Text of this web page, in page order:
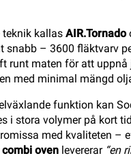
teknik kallas AIR.Tornado
snabb – 3600 fläktvarv
runt maten för att uppnå
med minimal mängd
funktion kan
i stora volymer på kort
med kvaliteten –
oven levererar “en